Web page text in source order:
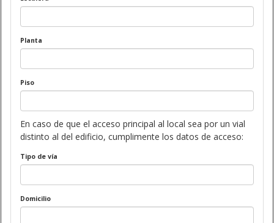
Planta
Piso
En caso de que el acceso principal al local sea por un vial
distinto al del edificio, cumplimente los datos de acceso:
Tipo de vía
Domicilio